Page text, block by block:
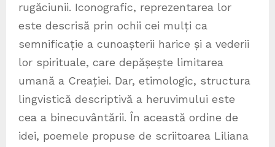
rugăciunii. Iconografic, reprezentarea lor
este descrisă prin ochii cei mulți ca
semnificație a cunoașterii harice și a vederii
lor spirituale, care depășește limitarea
umană a Creației. Dar, etimologic, structura
lingvistică descriptivă a heruvimului este
cea a binecuvântării. În această ordine de
idei, poemele propuse de scriitoarea Liliana